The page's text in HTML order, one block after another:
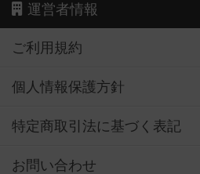
運営者情報
ご利用規約
個人情報保護方針
特定商取引法に基づく表記
お問い合わせ